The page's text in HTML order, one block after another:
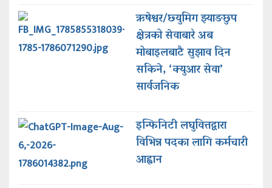
ऋषेश्वर/छ्युमिग झ्याङछुप
क्षेत्रको सेवाबारे अब
मोबाइलबाटै सुझाव दिन
सकिने, ‘क्युआर सेवा’
सार्वजनिक
इन्फिनिटी लघुवित्तद्वारा
विभिन्न पदका लागि कर्मचारी
आह्वान